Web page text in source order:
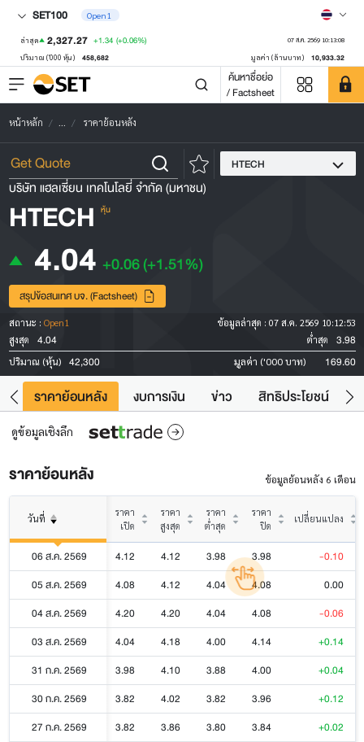
SET100 Open1
ล่าสุด 2,327.27 +1.34 (+0.06%) 07 ส.ค. 2569 10:13:08
ปริมาณ ('000 หุ้น) 458,682 มูลค่า (ล้านบาท) 10,933.32
ค้นหาชื่อย่อ
/ Factsheet
หน้าหลัก ... ราคาย้อนหลัง
HTECH
บริษัท แฮลเซี่ยน เทคโนโลยี่ จำกัด (มหาชน)
HTECH หุ้น
4.04 +0.06(+1.51%)
สรุปข้อสนเทศ บจ. (Factsheet)
สถานะ : Open1 ข้อมูลล่าสุด : 07 ส.ค. 2569 10:12:53
สูงสุด
4.04 ต่ำสุด 3.98
ปริมาณ (หุ้น) 42,300 มูลค่า ('000 บาท) 169.60
ราคาย้อนหลัง งบการเงิน ข่าว สิทธิประโยชน์
ดูข้อมูลเชิงลึก
ราคาย้อนหลัง ข้อมูลย้อนหลัง 6 เดือน
วันที่
ราคา
เปิด
ราคา
สูงสุด
ราคา
ต่ำสุด
ราคา
ปิด
เปลี่ยนแปลง
06 ส.ค. 2569 4.12 4.12 3.98 3.98
-0.10
05 ส.ค. 2569
4.08 4.12 4.04 4.08
0.00
04 ส.ค. 2569
4.20 4.20 4.04 4.08
-0.06
03 ส.ค. 2569
4.04 4.18 4.00 4.14
+0.14
31 ก.ค. 2569
3.98 4.10 3.88 4.00
+0.04
30 ก.ค. 2569
3.82 4.02 3.82 3.96
+0.12
27 ก.ค. 2569
3.82 3.86 3.80 3.84
+0.02